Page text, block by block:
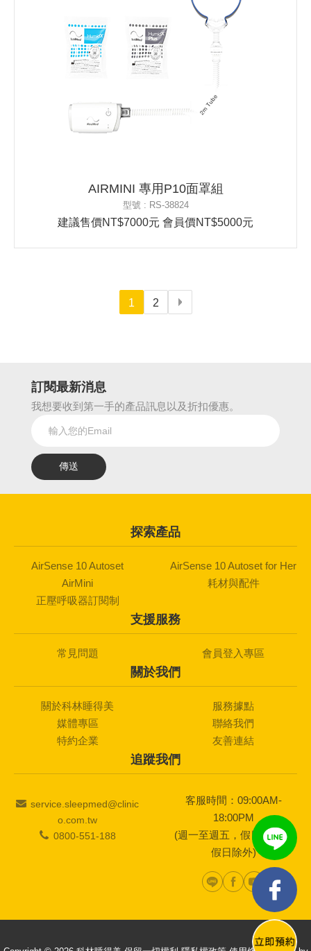
AIRMINI 專用P10面罩組
型號 : RS-38824
建議售價NT$7000元 會員價NT$5000元
1 2
訂閱最新消息
我想要收到第一手的產品訊息以及折扣優惠。
探索產品
AirSense 10 Autoset
AirSense 10 Autoset for Her
AirMini
耗材與配件
正壓呼吸器訂閱制
支援服務
常見問題 會員登入專區
關於我們
關於科林睡得美
服務據點
媒體專區
聯絡我們
特約企業
友善連結
追蹤我們
service.sleepmed@clinic
o.com.tw
0800-551-188
客服時間：09:00AM-
18:00PM
(週一至週五，假日及國定
假日除外)